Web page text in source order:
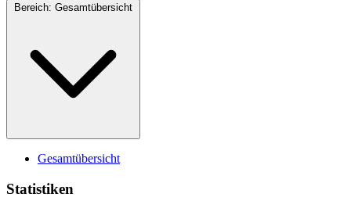
Bereich: Gesamtübersicht
Gesamtübersicht
Statistiken